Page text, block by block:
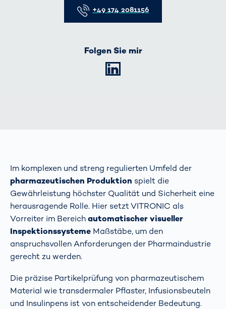
+49 174 2081156
Folgen Sie mir
Im komplexen und streng regulierten Umfeld der
pharmazeutischen Produktion spielt die
Gewährleistung höchster Qualität und Sicherheit eine
herausragende Rolle. Hier setzt VITRONIC als
Vorreiter im Bereichautomatischer visueller
Inspektionssysteme Maßstäbe, um den
anspruchsvollen Anforderungen der Pharmaindustrie
gerecht zu werden.
Die präzise Partikelprüfung von pharmazeutischem
Material wie transdermaler Pflaster, Infusionsbeuteln
und Insulinpens ist von entscheidender Bedeutung.